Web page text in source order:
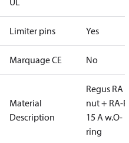
Limiter pins Yes
Marquage CE No
Material
Description
Regus RA
nut + RA-FN
15 A w.O-
ring